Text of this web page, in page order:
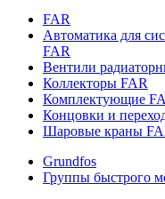
FAR
Автоматика для
FAR
Вентили
Коллекторы FAR
Комплектующие
Концовки и
Шаровые краны
Grundfos
Группы быстрого